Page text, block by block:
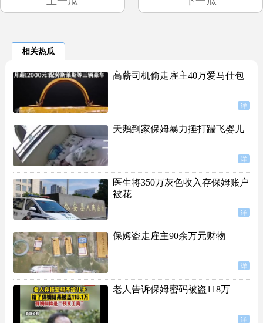
相关热瓜
高薪司机偷走雇主40万爱马仕包
详
天鹅到家保姆暴力捶打踹飞婴儿
详
医生将350万灰色收入存保姆账户
被花
详
保姆盗走雇主90余万元财物
详
老人告诉保姆密码被盗118万
详